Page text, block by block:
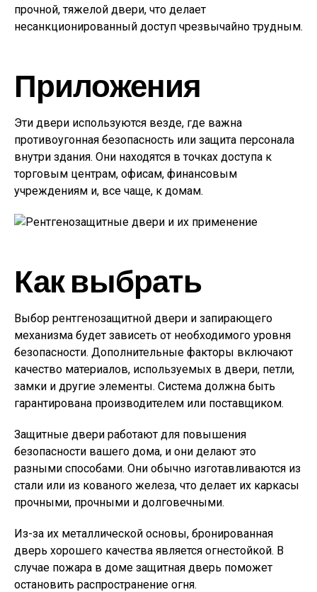
прочной, тяжелой двери, что делает
несанкционированный доступ чрезвычайно трудным.
Приложения
Эти двери используются везде, где важна
противоугонная безопасность или защита персонала
внутри здания. Они находятся в точках доступа к
торговым центрам, офисам, финансовым
учреждениям и, все чаще, к домам.
Как выбрать
Выбор рентгенозащитной двери и запирающего
механизма будет зависеть от необходимого уровня
безопасности. Дополнительные факторы включают
качество материалов, используемых в двери, петли,
замки и другие элементы. Система должна быть
гарантирована производителем или поставщиком.
Защитные двери работают для повышения
безопасности вашего дома, и они делают это
разными способами. Они обычно изготавливаются из
стали или из кованого железа, что делает их каркасы
прочными, прочными и долговечными.
Из-за их металлической основы, бронированная
дверь хорошего качества является огнестойкой. В
случае пожара в доме защитная дверь поможет
остановить распространение огня.